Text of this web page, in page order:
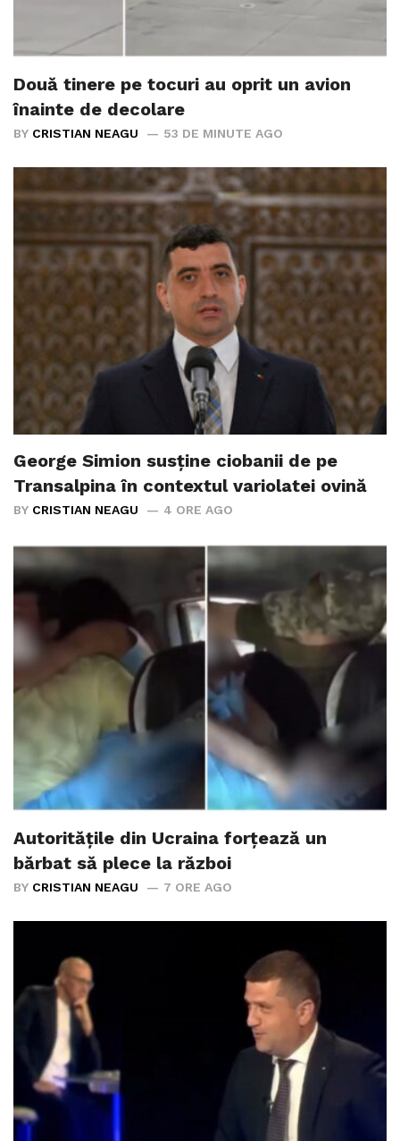
Două tinere pe tocuri au oprit un avion
înainte de decolare
BY CRISTIAN NEAGU 53 DE MINUTE AGO
George Simion susține ciobanii de pe
Transalpina în contextul variolatei ovină
BY CRISTIAN NEAGU 4 ORE AGO
Autoritățile din Ucraina forțează un
bărbat să plece la război
BY CRISTIAN NEAGU 7 ORE AGO